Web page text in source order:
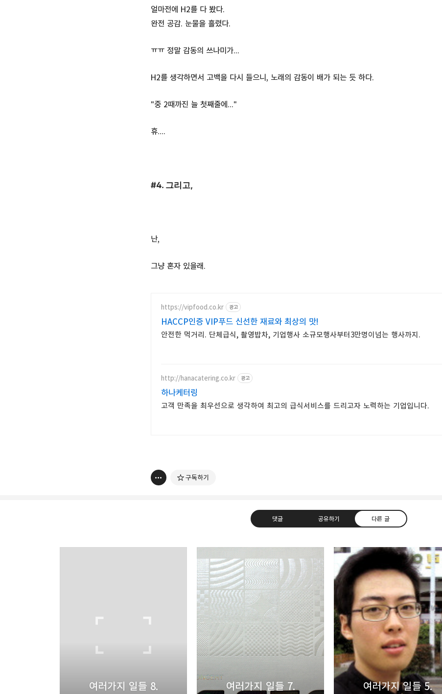
얼마전에 H2를 다 봤다.
완전 공감. 눈물을 흘렸다.
ㅠㅠ 정말 감동의 쓰나미가...
H2를 생각하면서 고백을 다시 들으니, 노래의 감동이 배가 되는 듯 하다.
"중 2때까진 늘 첫째줄에..."
휴....
#4. 그리고,
난,
그냥 혼자 있을래.
https://vipfood.co.kr 광고
HACCP인증 VIP푸드 신선한 재료와 최상의 맛!
안전한 먹거리. 단체급식, 촬영밥차, 기업행사 소규모행사부터3만명이넘는 행사까지.
http://hanacatering.co.kr 광고
하나케터링
고객 만족을 최우선으로 생각하여 최고의 급식서비스를 드리고자 노력하는 기업입니다.
구독하기
댓글 공유하기 다른 글
thebravepost.com
bravesjb@gmail.com, South Korea, Since 2004
카카오톡 트위터 Facebook 카카오스토리
여러가지 일들 8. 여러가지 일들 7. 여러가지 일들 5.